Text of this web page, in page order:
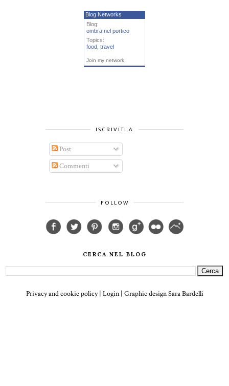
Blog Networks
Blog:
ombra nel portico
Topics:
food travel
Join my network
ISCRIVITI A
Post
Commenti
FOLLOW
CERCA NEL BLOG
Privacy and cookie policy| Login| Graphic designSara Bardelli